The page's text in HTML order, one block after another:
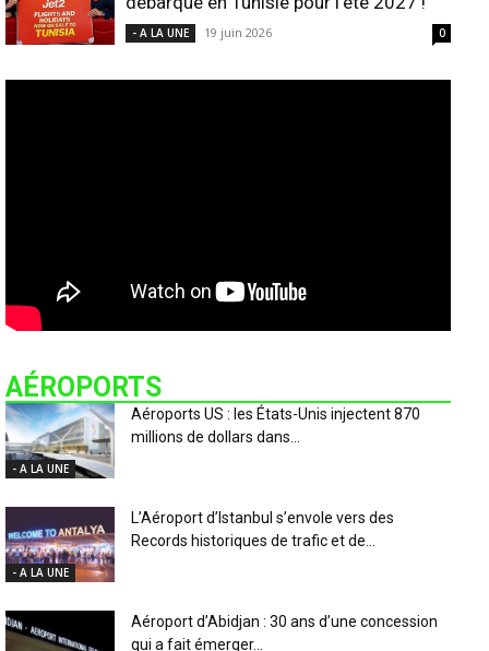
- A LA UNE 19 juin 2026 0
AÉROPORTS
- A LA UNE
Aéroports US : les États-Unis injectent 870
millions de dollars dans...
- A LA UNE
L’Aéroport d’Istanbul s’envole vers des
Records historiques de trafic et de...
Aéroport d’Abidjan : 30 ans d’une concession
qui a fait émerger...